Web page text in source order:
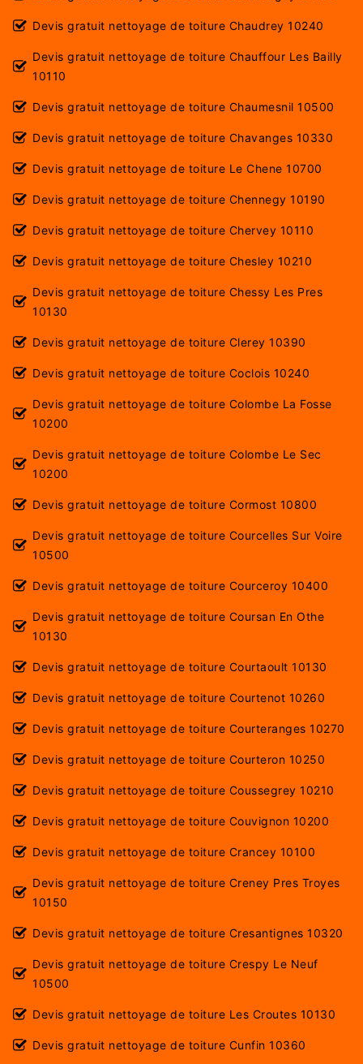
Devis gratuit nettoyage de toiture Chaudrey 10240
Devis gratuit nettoyage de toiture Chauffour Les Bailly
10110
Devis gratuit nettoyage de toiture Chaumesnil 10500
Devis gratuit nettoyage de toiture Chavanges 10330
Devis gratuit nettoyage de toiture Le Chene 10700
Devis gratuit nettoyage de toiture Chennegy 10190
Devis gratuit nettoyage de toiture Chervey 10110
Devis gratuit nettoyage de toiture Chesley 10210
Devis gratuit nettoyage de toiture Chessy Les Pres
10130
Devis gratuit nettoyage de toiture Clerey 10390
Devis gratuit nettoyage de toiture Coclois 10240
Devis gratuit nettoyage de toiture Colombe La Fosse
10200
Devis gratuit nettoyage de toiture Colombe Le Sec
10200
Devis gratuit nettoyage de toiture Cormost 10800
Devis gratuit nettoyage de toiture Courcelles Sur Voire
10500
Devis gratuit nettoyage de toiture Courceroy 10400
Devis gratuit nettoyage de toiture Coursan En Othe
10130
Devis gratuit nettoyage de toiture Courtaoult 10130
Devis gratuit nettoyage de toiture Courtenot 10260
Devis gratuit nettoyage de toiture Courteranges 10270
Devis gratuit nettoyage de toiture Courteron 10250
Devis gratuit nettoyage de toiture Coussegrey 10210
Devis gratuit nettoyage de toiture Couvignon 10200
Devis gratuit nettoyage de toiture Crancey 10100
Devis gratuit nettoyage de toiture Creney Pres Troyes
10150
Devis gratuit nettoyage de toiture Cresantignes 10320
Devis gratuit nettoyage de toiture Crespy Le Neuf
10500
Devis gratuit nettoyage de toiture Les Croutes 10130
Devis gratuit nettoyage de toiture Cunfin 10360